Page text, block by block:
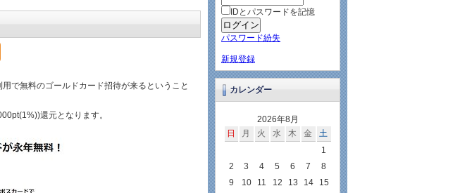
で無料のゴールドカード招待が来るということ
還元となります。
IDとパスワードを記憶
パスワード紛失
新規登録
カレンダー
2026年8月
日
月 火 水 木 金
土
1
2
3 4 5 6 7
8
9
10 11 12 13 14
15